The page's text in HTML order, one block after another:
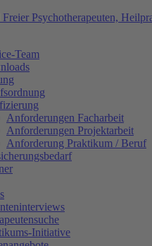
Team
Anforderungen Facharbeit
Anforderungen Projektarbeit
Anforderung Praktikum / Beruf
Initiative